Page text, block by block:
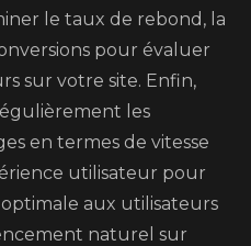
le taux de rebond, la
pour évaluer
sur votre site. Enfin,
les
en termes de vitesse
utilisateur pour
aux utilisateurs
naturel sur